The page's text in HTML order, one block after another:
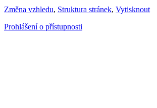
Změna vzhledu, Struktura stránek, Vytisknout
Prohlášení o přístupnosti